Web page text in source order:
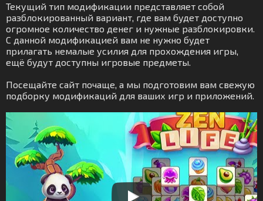
Текущий тип модификации представляет собой
разблокированный вариант, где вам будет доступно
огромное количество денег и нужные разблокировки.
С данной модификацией вам не нужно будет
прилагать немалые усилия для прохождения игры,
ещё будут доступны игровые предметы.
Посещайте сайт почаще, а мы подготовим вам свежую
подборку модификаций для ваших игр и приложений.